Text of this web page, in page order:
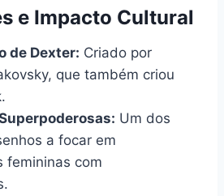
e Impacto Cultural
de Dexter: Criado por
que também criou
Um dos
a focar em
femininas com